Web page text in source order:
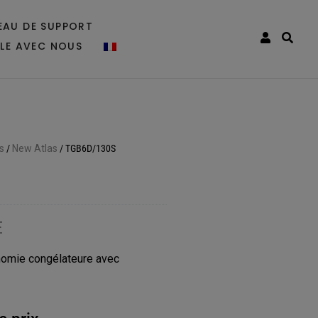
DE SUPPORT
AVEC NOUS
/ New Atlas /TGB6D/130S
congélateure avec